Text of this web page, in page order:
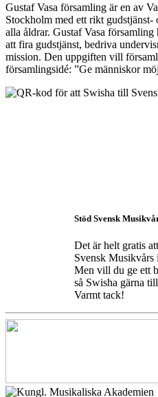
Gustaf Vasa församling är en av
Stockholm med ett rikt
alla åldrar. Gustaf Vasa
att fira gudstjänst, bedriva
mission. Den uppgiften vill
församlingsidé: ”Ge människor
Stöd Svensk
Det är helt gratis
Svensk Musikvårs
Men vill du ge ett
så Swisha gärna till
Varmt tack!